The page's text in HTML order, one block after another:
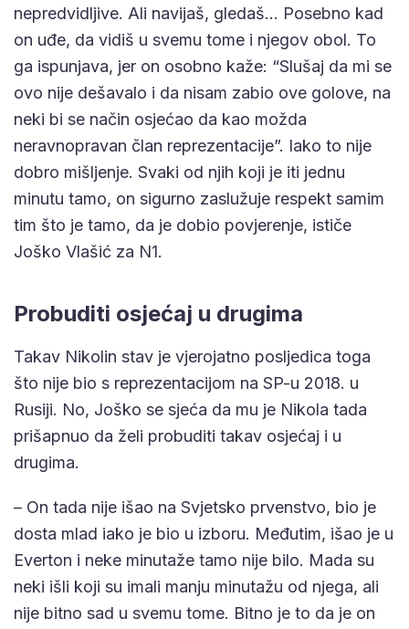
nepredvidljive. Ali navijaš, gledaš… Posebno kad
on uđe, da vidiš u svemu tome i njegov obol. To
ga ispunjava, jer on osobno kaže: “Slušaj da mi se
ovo nije dešavalo i da nisam zabio ove golove, na
neki bi se način osjećao da kao možda
neravnopravan član reprezentacije”. Iako to nije
dobro mišljenje. Svaki od njih koji je iti jednu
minutu tamo, on sigurno zaslužuje respekt samim
tim što je tamo, da je dobio povjerenje, ističe
Joško Vlašić za N1.
Probuditi osjećaj u drugima
Takav Nikolin stav je vjerojatno posljedica toga
što nije bio s reprezentacijom na SP-u 2018. u
Rusiji. No, Joško se sjeća da mu je Nikola tada
prišapnuo da želi probuditi takav osjećaj i u
drugima.
– On tada nije išao na Svjetsko prvenstvo, bio je
dosta mlad iako je bio u izboru. Međutim, išao je u
Everton i neke minutaže tamo nije bilo. Mada su
neki išli koji su imali manju minutažu od njega, ali
nije bitno sad u svemu tome. Bitno je to da je on